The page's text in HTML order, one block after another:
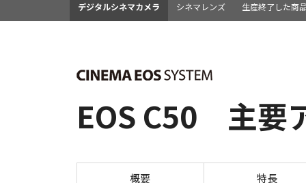
デジタルシネマカメラ シネマレンズ 生産終了した商
EOS C50 主要
概要 特長